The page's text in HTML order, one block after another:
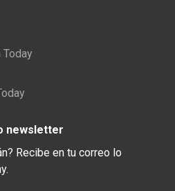
Today
newsletter
Recibe en tu correo lo